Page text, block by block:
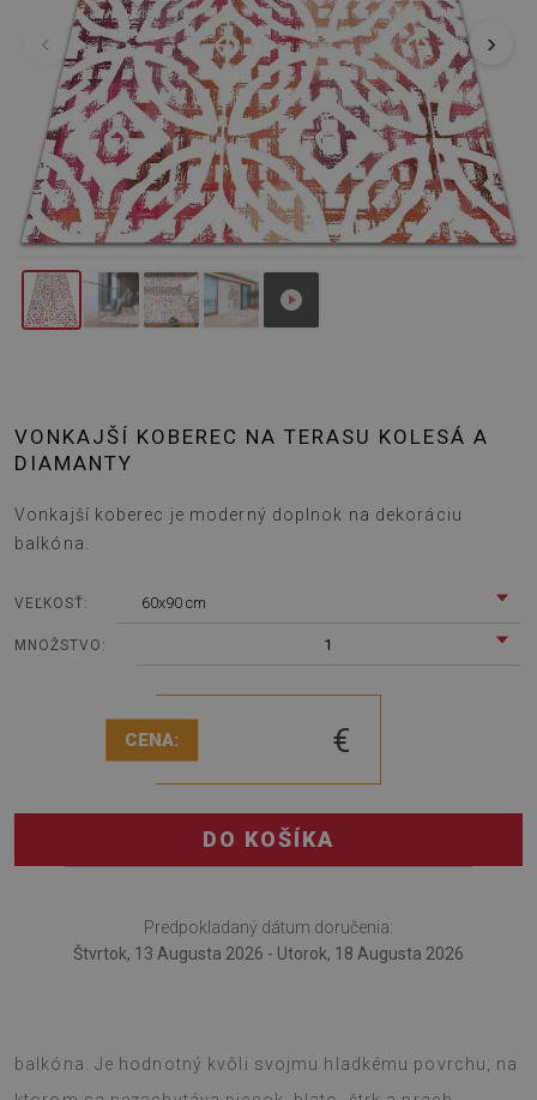
‹ ›
VONKAJŠÍ KOBEREC NA TERASU KOLESÁ A
DIAMANTY
Vonkajší koberec je moderný doplnok na dekoráciu
balkóna.
VEĽKOSŤ: 60x90 cm
MNOŽSTVO: 1
CENA: €
DO KOŠÍKA
Predpokladaný dátum doručenia:
Štvrtok, 13 Augusta 2026 - Utorok, 18 Augusta 2026
balkóna. Je hodnotný kvôli svojmu hladkému povrchu, na